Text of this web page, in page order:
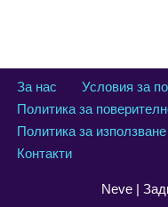
За нас
Условия за
Политика за
Политика за
Контакти
Neve |